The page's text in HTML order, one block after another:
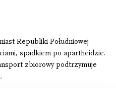
Republiki Południowej
spadkiem po apartheidzie.
zbiorowy podtrzymuje